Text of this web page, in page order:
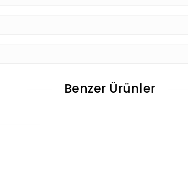
Benzer Ürünler